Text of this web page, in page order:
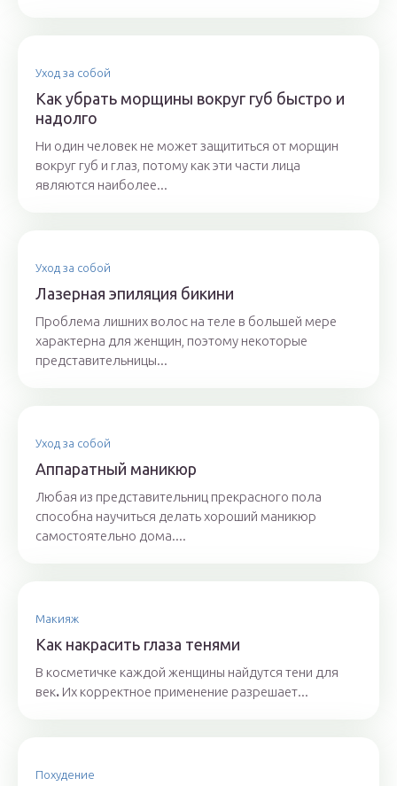
Уход за собой
Как убрать морщины вокруг губ быстро и
надолго
Ни один человек не может защититься от морщин
вокруг губ и глаз, потому как эти части лица
являются наиболее...
Уход за собой
Лазерная эпиляция бикини
Проблема лишних волос на теле в большей мере
характерна для женщин, поэтому некоторые
представительницы...
Уход за собой
Аппаратный маникюр
Любая из представительниц прекрасного пола
способна научиться делать хороший маникюр
самостоятельно дома....
Макияж
Как накрасить глаза тенями
В косметичке каждой женщины найдутся тени для
век. Их корректное применение разрешает...
Похудение